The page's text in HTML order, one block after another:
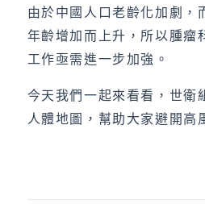
由於中國人口老齡化加劇，
年齡增加而上升，所以腫瘤
工作亟需進一步加強。
今天我們一起來看看，世衛
人體地圖，幫助大家避開高